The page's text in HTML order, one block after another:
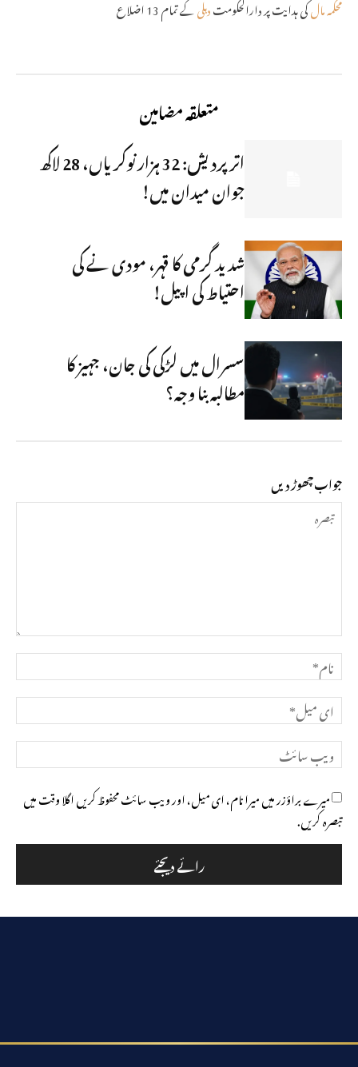
محکمہ مالکی ہدایت پر دارالحکومتدہلیکے تمام 13 اضلاع
متعلقہ مضامین
اتر پردیش: 32 ہزار نوکریاں، 28 لاکھ
جوان میدان میں!
شدید گرمی کا قہر، مودی نے کی
احتیاط کی اپیل!
سسرال میں لڑکی کی جان، جہیز کا
مطالبہ بنا وجہ؟
جواب چھوڑ دیں
تبصرہ
نام*
ای
میل*
ویب
سائٹ
میرے براؤزر میں میرا نام، ای میل، اور ویب سائٹ محفوظ کریں اگلا وقت میں
تبصرہ کریں.